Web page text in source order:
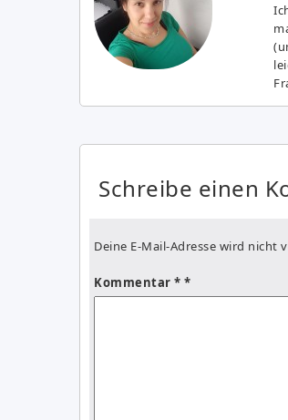
Schreibe einen
Deine E-Mail-Adresse wird nicht
Kommentar *